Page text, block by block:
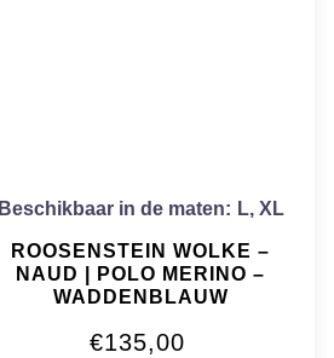
Beschikbaar in de maten: L, XL
ROOSENSTEIN WOLKE –
NAUD | POLO MERINO –
WADDENBLAUW
€135,00